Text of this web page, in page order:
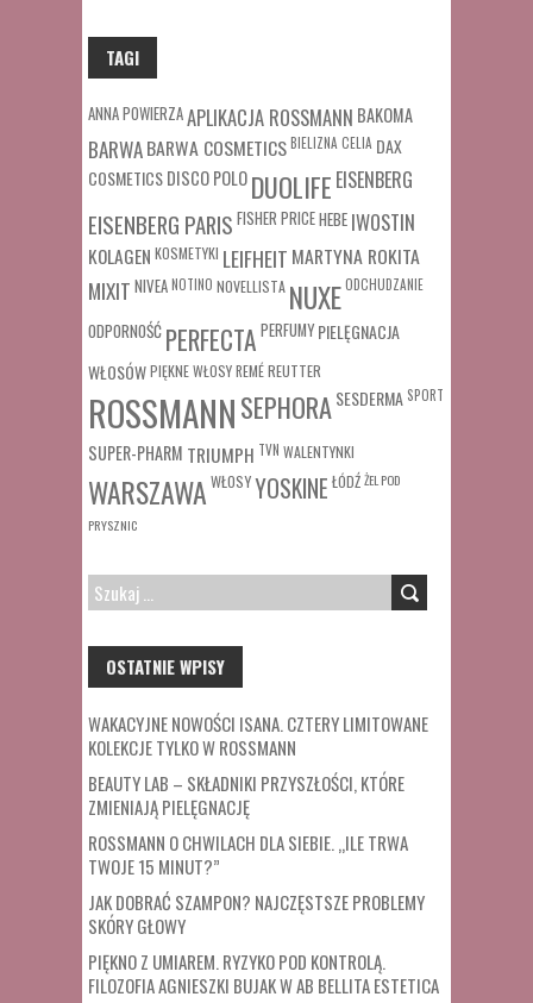
TAGI
ANNA POWIERZAAPLIKACJA ROSSMANN BAKOMA
BARWABARWA COSMETICSBIELIZNACELIA DAX
COSMETICSDISCO POLODUOLIFE EISENBERG
EISENBERG PARIS FISHER PRICEHEBE IWOSTIN
KOLAGEN KOSMETYKI LEIFHEIT MARTYNA ROKITA
MIXIT NIVEANOTINO NOVELLISTA NUXEODCHUDZANIE
ODPORNOŚĆ PERFECTA PERFUMY PIELĘGNACJA
WŁOSÓWPIĘKNE WŁOSYREMÉREUTTER
ROSSMANNSEPHORASESDERMA SPORT
SUPER-PHARM TRIUMPH TVN WALENTYNKI
WARSZAWA WŁOSYYOSKINE ŁÓDŹŻEL POD
PRYSZNIC
SZUKAJ:
OSTATNIE WPISY
WAKACYJNE NOWOŚCI ISANA. CZTERY LIMITOWANE
KOLEKCJE TYLKO W ROSSMANN
BEAUTY LAB – SKŁADNIKI PRZYSZŁOŚCI, KTÓRE
ZMIENIAJĄ PIELĘGNACJĘ
ROSSMANN O CHWILACH DLA SIEBIE. „ILE TRWA
TWOJE 15 MINUT?”
JAK DOBRAĆ SZAMPON? NAJCZĘSTSZE PROBLEMY
SKÓRY GŁOWY
PIĘKNO Z UMIAREM. RYZYKO POD KONTROLĄ.
FILOZOFIA AGNIESZKI BUJAK W AB BELLITA ESTETICA